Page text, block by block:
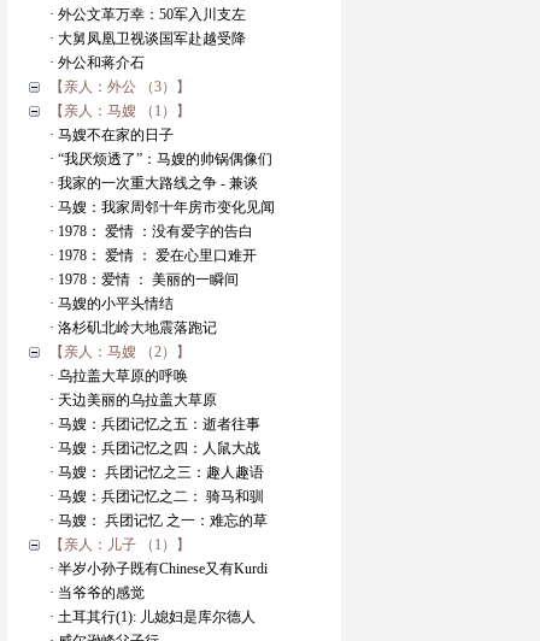
· 外公文革万幸：50军入川支左
· 大舅凤凰卫视谈国军赴越受降
· 外公和蒋介石
【亲人：外公 （3）】
【亲人：马嫂 （1）】
· 马嫂不在家的日子
· “我厌烦透了”：马嫂的帅锅偶像们
· 我家的一次重大路线之争 - 兼谈
· 马嫂：我家周邻十年房市变化见闻
· 1978： 爱情 ：没有爱字的告白
· 1978： 爱情 ： 爱在心里口难开
· 1978：爱情 ： 美丽的一瞬间
· 马嫂的小平头情结
· 洛杉矶北岭大地震落跑记
【亲人：马嫂 （2）】
· 乌拉盖大草原的呼唤
· 天边美丽的乌拉盖大草原
· 马嫂：兵团记忆之五：逝者往事
· 马嫂：兵团记忆之四：人鼠大战
· 马嫂： 兵团记忆之三：趣人趣语
· 马嫂：兵团记忆之二： 骑马和驯
· 马嫂： 兵团记忆 之一：难忘的草
【亲人：儿子 （1）】
· 半岁小孙子既有Chinese又有Kurdi
· 当爷爷的感觉
· 土耳其行(1): 儿媳妇是库尔德人